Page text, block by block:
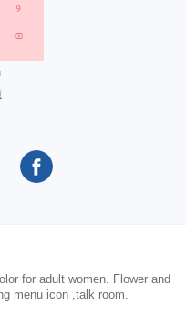
for adult women. Flower and
menu icon ,talk room.